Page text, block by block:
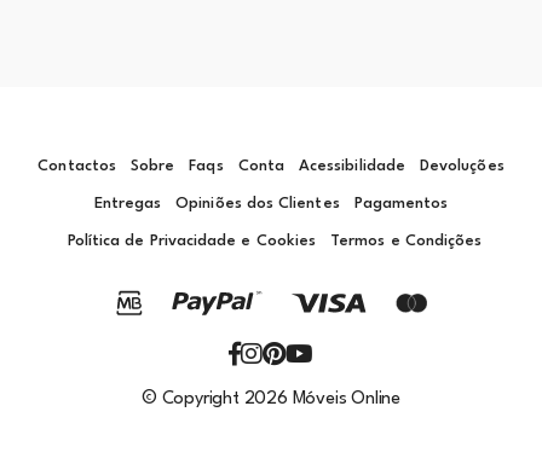
Contactos Sobre Faqs Conta Acessibilidade Devoluções
Entregas Opiniões dos Clientes Pagamentos
Política de Privacidade e Cookies Termos e Condições
© Copyright 2026 Móveis Online